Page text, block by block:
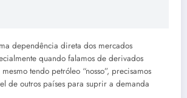
dependência direta dos mercados
quando falamos de derivados
tendo petróleo “nosso”, precisamos
de outros países para suprir a demanda